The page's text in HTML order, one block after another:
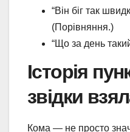
“Він біг так
(Порівняння.)
“Що за день
Історія
звідки
Кома — не просто